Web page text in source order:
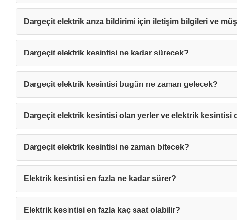
Dargeçit elektrik arıza bildirimi için iletişim bilgileri ve
Dargeçit elektrik kesintisi ne kadar sürecek?
Dargeçit elektrik kesintisi bugün ne zaman gelecek?
Dargeçit elektrik kesintisi olan yerler ve elektrik kesintisi
Dargeçit elektrik kesintisi ne zaman bitecek?
Elektrik kesintisi en fazla ne kadar sürer?
Elektrik kesintisi en fazla kaç saat olabilir?